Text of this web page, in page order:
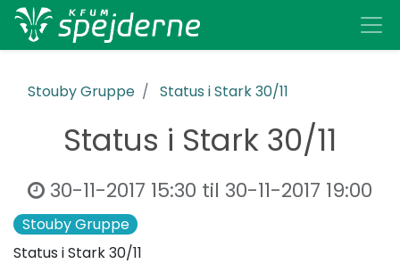
Stouby Gruppe Status i Stark 30/11
Status i Stark 30/11
30-11-2017 15:30 til 30-11-2017 19:00
Stouby Gruppe
Status i Stark 30/11